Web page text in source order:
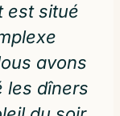
est situé
avons
les dîners